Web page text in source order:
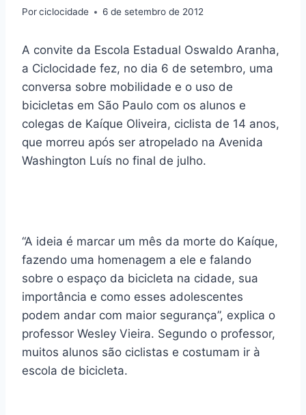
Porciclocidade 6 de setembro de 2012
A convite da Escola Estadual Oswaldo Aranha,
a Ciclocidade fez, no dia 6 de setembro, uma
conversa sobre mobilidade e o uso de
bicicletas em São Paulo com os alunos e
colegas de Kaíque Oliveira, ciclista de 14 anos,
que morreu após ser atropelado na Avenida
Washington Luís no final de julho.
“A ideia é marcar um mês da morte do Kaíque,
fazendo uma homenagem a ele e falando
sobre o espaço da bicicleta na cidade, sua
importância e como esses adolescentes
podem andar com maior segurança”, explica o
professor Wesley Vieira. Segundo o professor,
muitos alunos são ciclistas e costumam ir à
escola de bicicleta.